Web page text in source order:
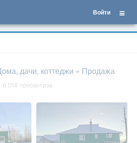
Войти
дачи, коттеджи » Продажа
6 058 просмотров